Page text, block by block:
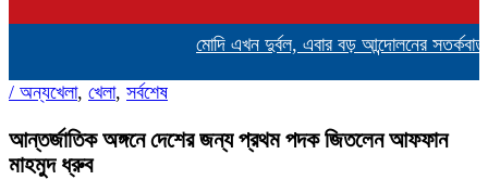
মোদি এখন দুর্বল, এবার বড় আন্দোলনের সতর্কবার্তা
/ অন্যখেলা, খেলা, সর্বশেষ
আন্তর্জাতিক অঙ্গনে দেশের জন্য প্রথম পদক জিতলেন আফফান
মাহমুদ ধ্রুব